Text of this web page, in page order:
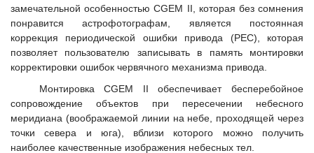
замечательной особенностью CGEM II, которая без сомнения
понравится астрофотографам, является постоянная
коррекция периодической ошибки привода (PEC), которая
позволяет пользователю записывать в память монтировки
корректировки ошибок червячного механизма привода.
Монтировка CGEM II обеспечивает бесперебойное
сопровождение объектов при пересечении небесного
меридиана (воображаемой линии на небе, проходящей через
точки севера и юга), вблизи которого можно получить
наиболее качественные изображения небесных тел.